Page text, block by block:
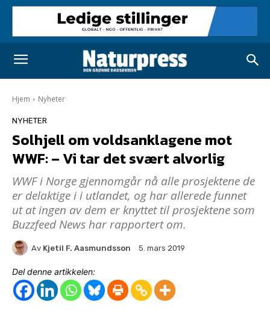
Hjem Nyheter
NYHETER
Solhjell om voldsanklagene mot
WWF: – Vi tar det svært alvorlig
WWF i Norge gjennomgår nå alle prosjektene de
er delaktige i i utlandet, og har allerede funnet
ut at ingen av dem er knyttet til prosjektene som
Buzzfeed News har rapportert om.
Av Kjetil F. Aasmundsson 5. mars 2019
Del denne artikkelen: